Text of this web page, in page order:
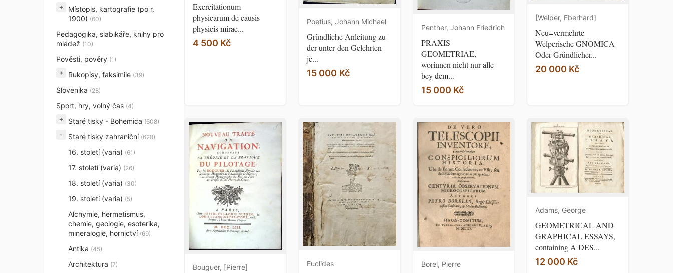
+
Místopis, kartografie (po r.
1900) (60)
Pedagogika, slabikáře, knihy pro
mládež (10)
Pověsti, pověry (1)
+
Rukopisy, faksimile (39)
Slovenika (28)
Sport, hry, volný čas (4)
+
Staré tisky - Bohemica (608)
Staré tisky zahraniční (628)
16. století (varia) (61)
17. století (varia) (26)
18. století (varia) (30)
19. století (varia) (5)
Alchymie, hermetismus,
chemie, geologie, esoterika,
mineralogie, hornictví (69)
Antika (45)
Architektura (7)
Exercitationum
physicarum de causis
physicis mirae...
4 500 Kč
Poetius, Johann Michael
Gründliche Anleitung zu
der unter den Gelehrten
je...
15 000 Kč
Penther, Johann Friedrich
PRAXIS
GEOMETRIAE,
worinnen nicht nur alle
bey dem...
15 000 Kč
[Welper, Eberhard]
Neu=vermehrte
Welperische GNOMICA
Oder Gründlicher...
20 000 Kč
Bouguer, [Pierre] Euclides Borel, Pierre
Adams, George
GEOMETRICAL AND
GRAPHICAL ESSAYS,
containing A DES...
12 000 Kč